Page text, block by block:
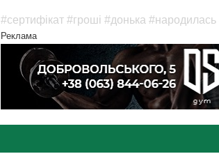
#сертифікат #гроші #донька #народилась
Реклама